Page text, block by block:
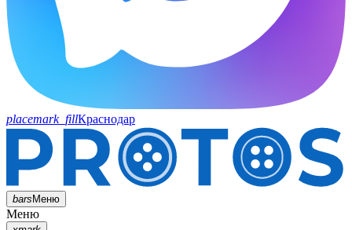
placemark_fillКраснодар
barsМеню
Меню